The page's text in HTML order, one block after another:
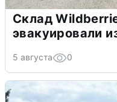
Склад
эвакуировали
5 августа 0